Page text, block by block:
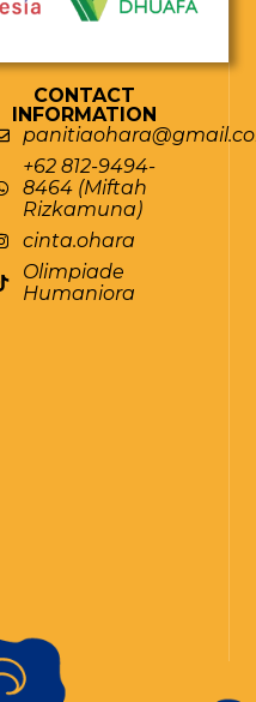
CONTACT
INFORMATION
+62 812-9494-
8464 (Miftah
Rizkamuna)
cinta.ohara
Olimpiade
Humaniora